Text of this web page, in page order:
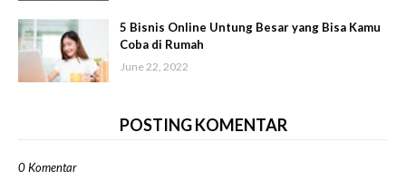
5 Bisnis Online Untung Besar yang Bisa Kamu
Coba di Rumah
June 22, 2022
POSTING KOMENTAR
0 Komentar